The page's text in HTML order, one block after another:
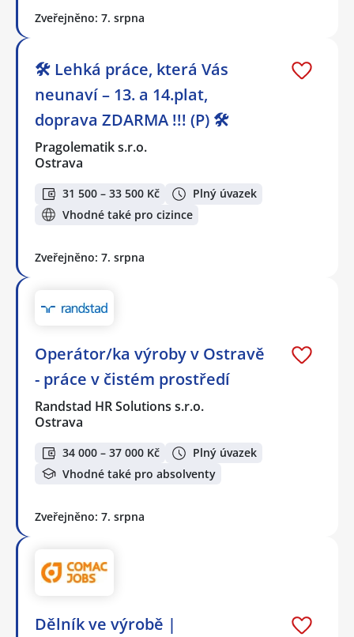
Zveřejněno: 7. srpna
🛠️ Lehká práce, která Vás
neunaví – 13. a 14.plat,
doprava ZDARMA !!! (P) 🛠️
Pragolematik s.r.o.
Ostrava
31 500 – 33 500 Kč
Plný úvazek
Vhodné také pro cizince
Zveřejněno: 7. srpna
Operátor/ka výroby v Ostravě
- práce v čistém prostředí
Randstad HR Solutions s.r.o.
Ostrava
34 000 – 37 000 Kč
Plný úvazek
Vhodné také pro absolventy
Zveřejněno: 7. srpna
Dělník ve výrobě |